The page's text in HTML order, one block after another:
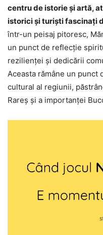
centru de istorie și artă,
istorici și turiști fascinați
într-un peisaj pitoresc,
un punct de reflecție
rezilienței și dedicării
Aceasta rămâne un
cultural al regiunii,
Rareș și a importanței